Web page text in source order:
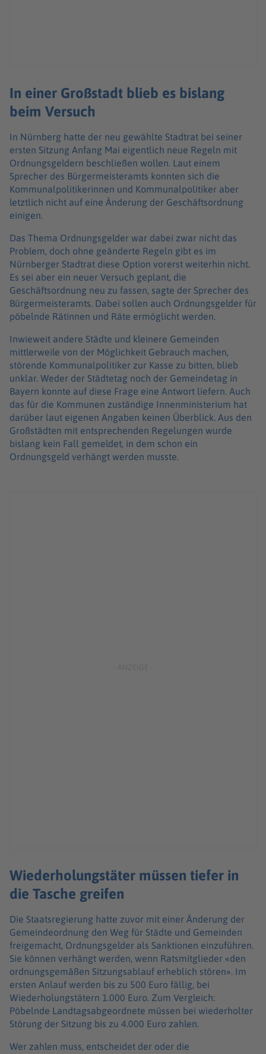
In einer Großstadt blieb es bislang
beim Versuch
In Nürnberg hatte der neu gewählte Stadtrat bei seiner
ersten Sitzung Anfang Mai eigentlich neue Regeln mit
Ordnungsgeldern beschließen wollen. Laut einem
Sprecher des Bürgermeisteramts konnten sich die
Kommunalpolitikerinnen und Kommunalpolitiker aber
letztlich nicht auf eine Änderung der Geschäftsordnung
einigen.
Das Thema Ordnungsgelder war dabei zwar nicht das
Problem, doch ohne geänderte Regeln gibt es im
Nürnberger Stadtrat diese Option vorerst weiterhin nicht.
Es sei aber ein neuer Versuch geplant, die
Geschäftsordnung neu zu fassen, sagte der Sprecher des
Bürgermeisteramts. Dabei sollen auch Ordnungsgelder für
pöbelnde Rätinnen und Räte ermöglicht werden.
Inwieweit andere Städte und kleinere Gemeinden
mittlerweile von der Möglichkeit Gebrauch machen,
störende Kommunalpolitiker zur Kasse zu bitten, blieb
unklar. Weder der Städtetag noch der Gemeindetag in
Bayern konnte auf diese Frage eine Antwort liefern. Auch
das für die Kommunen zuständige Innenministerium hat
darüber laut eigenen Angaben keinen Überblick. Aus den
Großstädten mit entsprechenden Regelungen wurde
bislang kein Fall gemeldet, in dem schon ein
Ordnungsgeld verhängt werden musste.
Wiederholungstäter müssen tiefer in
die Tasche greifen
Die Staatsregierung hatte zuvor mit einer Änderung der
Gemeindeordnung den Weg für Städte und Gemeinden
freigemacht, Ordnungsgelder als Sanktionen einzuführen.
Sie können verhängt werden, wenn Ratsmitglieder «den
ordnungsgemäßen Sitzungsablauf erheblich stören». Im
ersten Anlauf werden bis zu 500 Euro fällig, bei
Wiederholungstätern 1.000 Euro. Zum Vergleich:
Pöbelnde Landtagsabgeordnete müssen bei wiederholter
Störung der Sitzung bis zu 4.000 Euro zahlen.
Wer zahlen muss, entscheidet der oder die